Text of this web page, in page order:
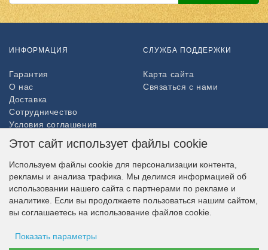
ИНФОРМАЦИЯ
Гарантия
О нас
Доставка
Сотрудничество
Условия соглашения
Возврат товара
СЛУЖБА ПОДДЕРЖКИ
Карта сайта
Связаться с нами
Партнёры
НАШ МАГАЗИН В СОЦСЕТЯХ
Этот сайт использует файлы cookie
Используем файлы cookie для персонализации контента,
рекламы и анализа трафика. Мы делимся информацией об
использовании нашего сайта с партнерами по рекламе и
аналитике. Если вы продолжаете пользоваться нашим сайтом,
вы соглашаетесь на использование файлов cookie.
Показать параметры